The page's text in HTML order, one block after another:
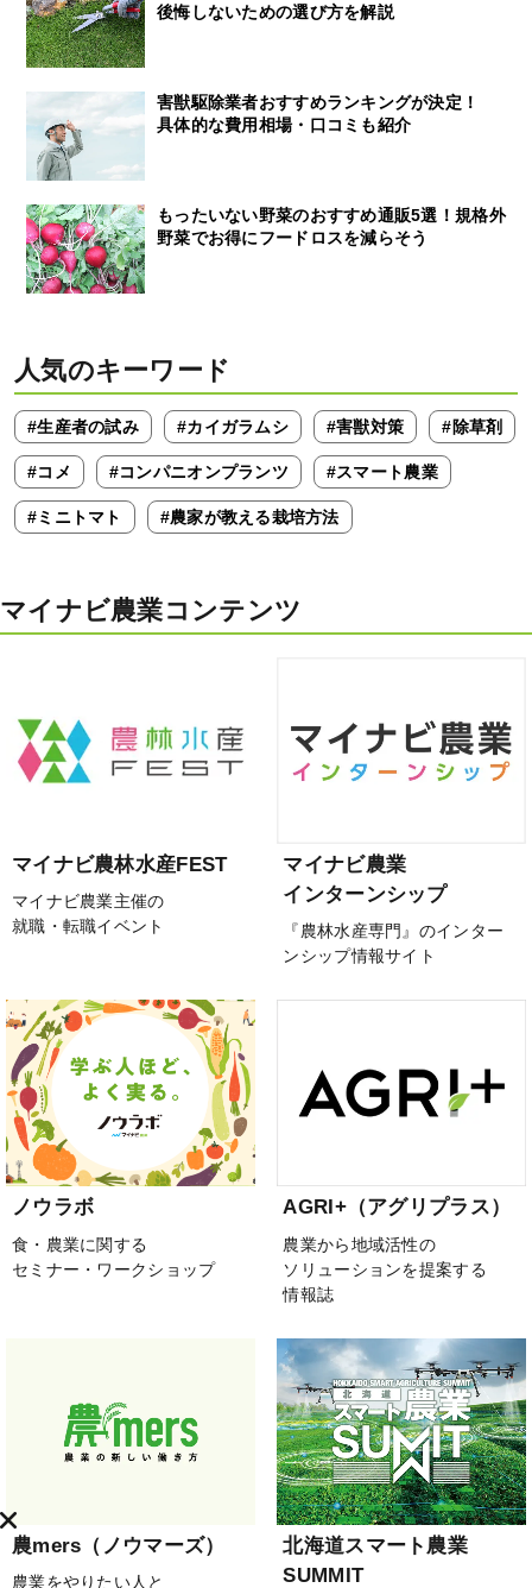
後悔しないための選び方を解説
害獣駆除業者おすすめランキングが決定！
具体的な費用相場・口コミも紹介
もったいない野菜のおすすめ通販5選！規格外
野菜でお得にフードロスを減らそう
人気のキーワード
#生産者の試み #カイガラムシ #害獣対策 #除草剤
#コメ #コンパニオンプランツ #スマート農業
#ミニトマト #農家が教える栽培方法
マイナビ農業コンテンツ
マイナビ農林水産FEST
マイナビ農業主催の
就職・転職イベント
マイナビ農業
インターンシップ
『農林水産専門』のインター
ンシップ情報サイト
ノウラボ
食・農業に関する
セミナー・ワークショップ
AGRI+（アグリプラス）
農業から地域活性の
ソリューションを提案する
情報誌
農mers（ノウマーズ）
農業をやりたい人と
北海道スマート農業
SUMMIT